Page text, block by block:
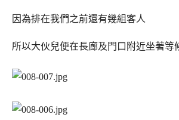
因為排在我們之前還有幾組客人
所以大伙兒便在長廊及門口附近坐著等